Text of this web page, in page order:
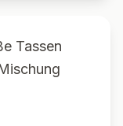
Tassen